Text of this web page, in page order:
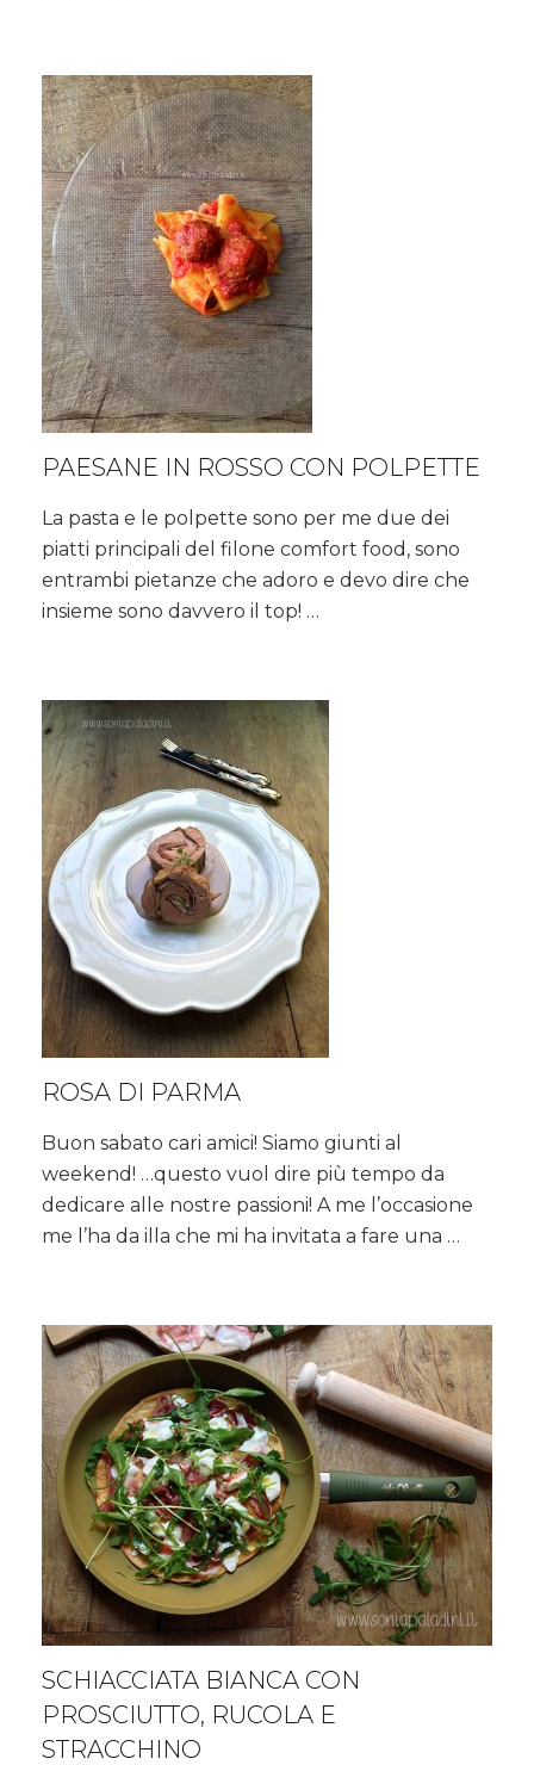
PAESANE IN ROSSO CON POLPETTE
La pasta e le polpette sono per me due dei
piatti principali del filone comfort food, sono
entrambi pietanze che adoro e devo dire che
insieme sono davvero il top! …
ROSA DI PARMA
Buon sabato cari amici! Siamo giunti al
weekend! …questo vuol dire più tempo da
dedicare alle nostre passioni! A me l’occasione
me l’ha da illa che mi ha invitata a fare una …
SCHIACCIATA BIANCA CON
PROSCIUTTO, RUCOLA E
STRACCHINO